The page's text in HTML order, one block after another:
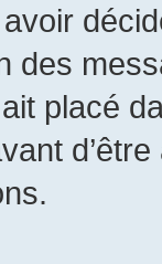
avoir
des
placé